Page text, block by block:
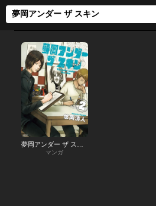
マンガ